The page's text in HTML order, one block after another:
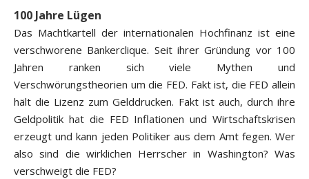
100 Jahre Lügen
Das Machtkartell der internationalen Hochfinanz ist eine
verschworene Bankerclique. Seit ihrer Gründung vor 100
Jahren ranken sich viele Mythen und
Verschwörungstheorien um die FED. Fakt ist, die FED allein
hält die Lizenz zum Gelddrucken. Fakt ist auch, durch ihre
Geldpolitik hat die FED Inflationen und Wirtschaftskrisen
erzeugt und kann jeden Politiker aus dem Amt fegen. Wer
also sind die wirklichen Herrscher in Washington? Was
verschweigt die FED?